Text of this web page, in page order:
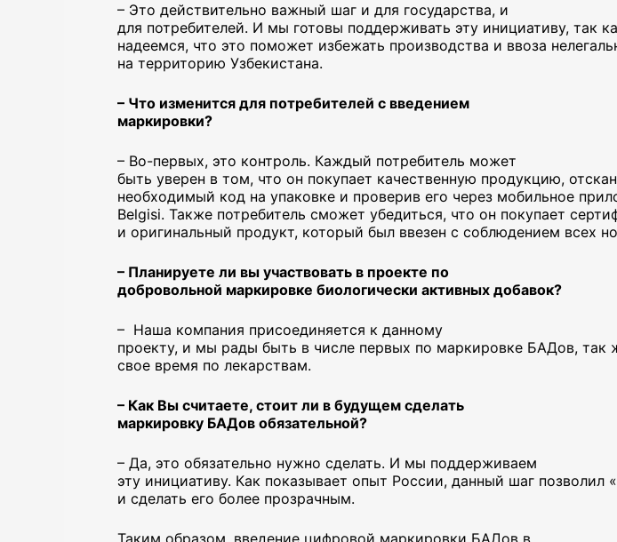
– Это действительно важный шаг и для государства, и
для потребителей. И мы готовы поддерживать эту инициативу, так
надеемся, что это поможет избежать производства и ввоза
на территорию Узбекистана.
– Что изменится для потребителей с введением
маркировки?
– Во-первых, это контроль. Каждый потребитель может
быть уверен в том, что он покупает качественную продукцию,
необходимый код на упаковке и проверив его через мобильное
Belgisi. Также потребитель сможет убедиться, что он покупает
и оригинальный продукт, который был ввезен с соблюдением всех
– Планируете ли вы участвовать в проекте по
добровольной маркировке биологически активных добавок?
– Наша компания присоединяется к данному
проекту, и мы рады быть в числе первых по маркировке БАДов, так
свое время по лекарствам.
– Как Вы считаете, стоит ли в будущем сделать
маркировку БАДов обязательной?
– Да, это обязательно нужно сделать. И мы поддерживаем
эту инициативу. Как показывает опыт России, данный шаг позволил
и сделать его более прозрачным.